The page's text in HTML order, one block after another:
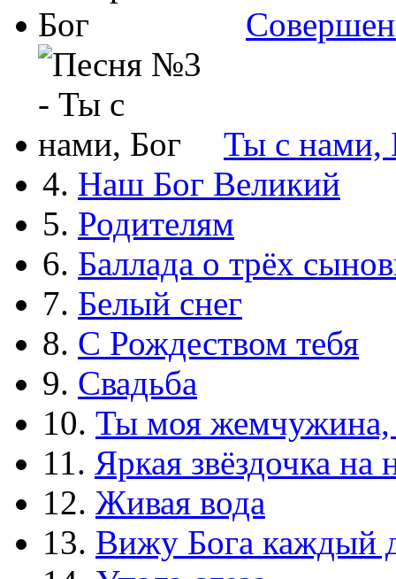
Ты с нами,
4. Наш Бог Великий
5. Родителям
6. Баллада о трёх
7. Белый снег
8. С Рождеством тебя
9. Свадьба
10. Ты моя жемчужина,
11. Яркая звёздочка на
12. Живая вода
13. Вижу Бога каждый